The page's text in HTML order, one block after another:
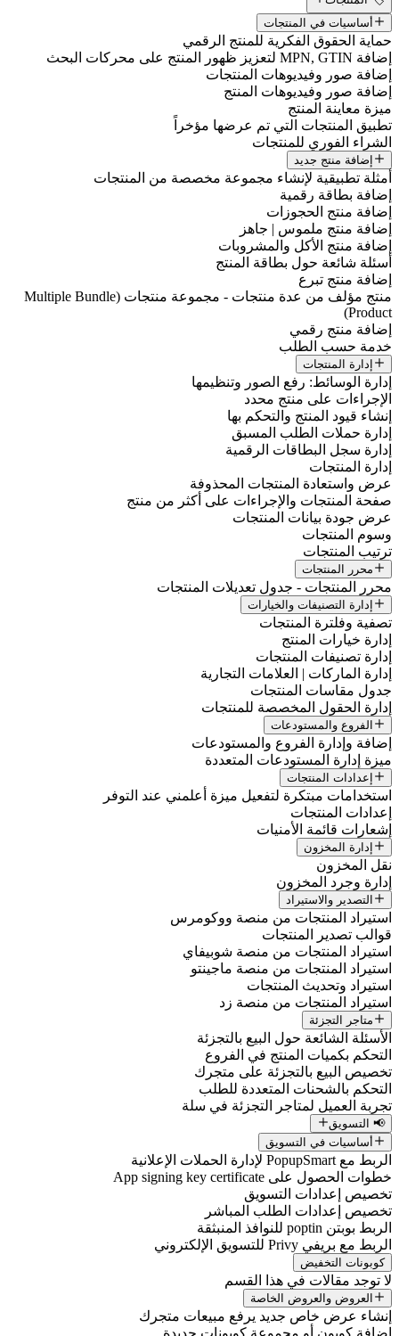
أساسيات في المنتجات
حماية الحقوق الفكرية للمنتج الرقمي
إضافة MPN, GTIN لتعزيز ظهور المنتج على محركات البحث
إضافة صور وفيديوهات المنتجات
إضافة صور وفيديوهات المنتج
ميزة معاينة المنتج
تطبيق المنتجات التي تم عرضها مؤخراً
الشراء الفوري للمنتجات
إضافة منتج جديد
أمثلة تطبيقية لإنشاء مجموعة مخصصة من المنتجات
إضافة بطاقة رقمية
إضافة منتج الحجوزات
إضافة منتج ملموس | جاهز
إضافة منتج الأكل والمشروبات
أسئلة شائعة حول بطاقة المنتج
إضافة منتج تبرع
منتج مؤلف من عدة منتجات - مجموعة منتجات (Multiple Bundle
Product)
إضافة منتج رقمي
خدمة حسب الطلب
إدارة المنتجات
إدارة الوسائط: رفع الصور وتنظيمها
الإجراءات على منتج محدد
إنشاء قيود المنتج والتحكم بها
إدارة حملات الطلب المسبق
إدارة سجل البطاقات الرقمية
إدارة المنتجات
عرض واستعادة المنتجات المحذوفة
صفحة المنتجات والإجراءات على أكثر من منتج
عرض جودة بيانات المنتجات
وسوم المنتجات
ترتيب المنتجات
محرر المنتجات
محرر المنتجات - جدول تعديلات المنتجات
إدارة التصنيفات والخيارات
تصفية وفلترة المنتجات
إدارة خيارات المنتج
إدارة تصنيفات المنتجات
إدارة الماركات | العلامات التجارية
جدول مقاسات المنتجات
إدارة الحقول المخصصة للمنتجات
الفروع والمستودعات
إضافة وإدارة الفروع والمستودعات
ميزة إدارة المستودعات المتعددة
إعدادات المنتجات
استخدامات مبتكرة لتفعيل ميزة أعلمني عند التوفر
إعدادات المنتجات
إشعارات قائمة الأمنيات
إدارة المخزون
نقل المخزون
إدارة وجرد المخزون
التصدير والاستيراد
استيراد المنتجات من منصة ووكومرس
قوالب تصدير المنتجات
استيراد المنتجات من منصة شوبيفاي
استيراد المنتجات من منصة ماجينتو
استيراد وتحديث المنتجات
استيراد المنتجات من منصة زد
متاجر التجزئة
الأسئلة الشائعة حول البيع بالتجزئة
التحكم بكميات المنتج في الفروع
تخصيص البيع بالتجزئة على متجرك
التحكم بالشحنات المتعددة للطلب
تجربة العميل لمتاجر التجزئة في سلة
📢 التسويق
أساسيات في التسويق
الربط مع PopupSmart لإدارة الحملات الإعلانية
خطوات الحصول على App signing key certificate
تخصيص إعدادات التسويق
تخصيص إعدادات الطلب المباشر
الربط بوبتن poptin للنوافذ المنبثقة
الربط مع بريفي Privy للتسويق الإلكتروني
كوبونات التخفيض
لا توجد مقالات في هذا القسم
العروض والعروض الخاصة
إنشاء عرض خاص جديد يرفع مبيعات متجرك
إضافة كوبون أو مجموعة كوبونات جديدة